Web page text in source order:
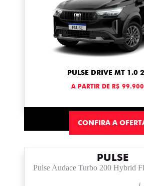
PULSE DRIVE MT 1.0
A PARTIR DE R$
CONFIRA A
PULSE
Pulse Audace Turbo 200 Hybrid